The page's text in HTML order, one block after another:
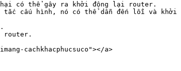
hại có thể gây ra khởi động lại router.
tắc cấu hình, nó có thể dẫn đến lỗi và khởi
router.
cachkhacphucsuco"></a>